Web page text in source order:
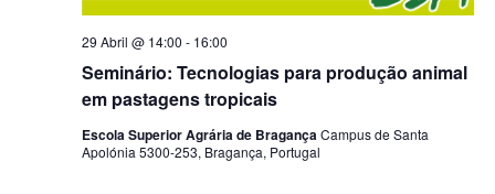
Seminário: Tecnologias para produção animal
em pastagens tropicais
29 Abril @ 14:00 - 16:00
Escola Superior Agrária de BragançaCampus de Santa
Apolónia 5300-253, Bragança, Portugal